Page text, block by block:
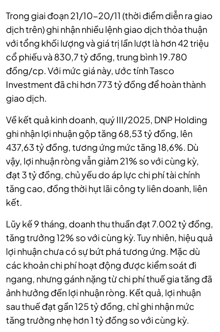
Trong giai đoạn 21/10-20/11 (thời điểm diễn ra giao
dịch trên) ghi nhận nhiều lệnh giao dịch thỏa thuận
với tổng khối lượng và giá trị lần lượt là hơn 42 triệu
cổ phiếu và 830,7 tỷ đồng, trung bình 19.780
đồng/cp. Với mức giá này, ước tính Tasco
Investment đã chi hơn 773 tỷ đồng để hoàn thành
giao dịch.
Về kết quả kinh doanh, quý III/2025, DNP Holding
ghi nhận lợi nhuận gộp tăng 68,53 tỷ đồng, lên
437,63 tỷ đồng, tương ứng mức tăng 18,6%. Dù
vậy, lợi nhuận ròng vẫn giảm 21% so với cùng kỳ,
đạt 3 tỷ đồng, chủ yếu do áp lực chi phí tài chính
tăng cao, đồng thời hụt lãi công ty liên doanh, liên
kết.
Lũy kế 9 tháng, doanh thu thuần đạt 7.002 tỷ đồng,
tăng trưởng 12% so với cùng kỳ. Tuy nhiên, hiệu quả
lợi nhuận chưa có sự bứt phá tương ứng. Mặc dù
các khoản chi phí hoạt động được kiểm soát đi
ngang, nhưng gánh nặng từ chi phí thuế gia tăng đã
ảnh hưởng đến lợi nhuận ròng. Kết quả, lợi nhuận
sau thuế đạt gần 125 tỷ đồng, chỉ ghi nhận mức
tăng trưởng nhẹ hơn 1 tỷ đồng so với cùng kỳ.